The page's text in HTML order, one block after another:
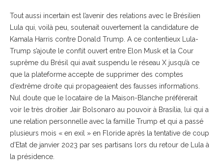
Tout aussi incertain est l’avenir des relations avec le Brésilien
Lula qui, voilà peu, soutenait ouvertement la candidature de
Kamala Harris contre Donald Trump. A ce contentieux Lula-
Trump s’ajoute le conflit ouvert entre Elon Musk et la Cour
suprême du Brésil qui avait suspendu le réseau X jusqu’à ce
que la plateforme accepte de supprimer des comptes
d’extrême droite qui propageaient des fausses informations.
Nul doute que le locataire de la Maison-Blanche préférerait
voir le très droitier Jair Bolsonaro au pouvoir à Brasília, lui qui a
une relation personnelle avec la famille Trump et qui a passé
plusieurs mois « en exil » en Floride après la tentative de coup
d’Etat de janvier 2023 par ses partisans lors du retour de Lula à
la présidence.